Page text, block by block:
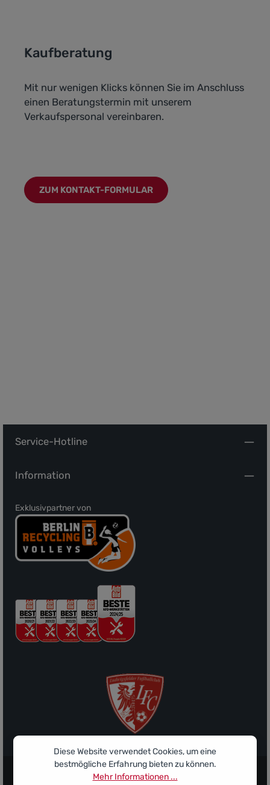
Kaufberatung
Mit nur wenigen Klicks können Sie im Anschluss
einen Beratungstermin mit unserem
Verkaufspersonal vereinbaren.
ZUM KONTAKT-FORMULAR
Service-Hotline
Information
Exklusivpartner von
Diese Website verwendet Cookies, um eine
bestmögliche Erfahrung bieten zu können.
Mehr Informationen ...